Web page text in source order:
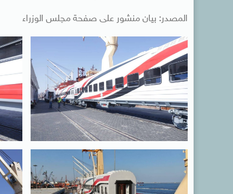
المصدر: بيان منشور على صفحة مجلس الوزراء